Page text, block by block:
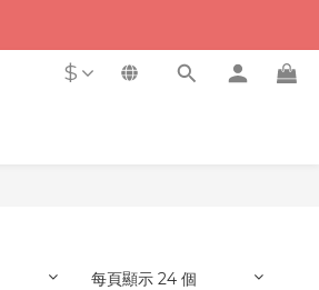
$
每頁顯示 24 個